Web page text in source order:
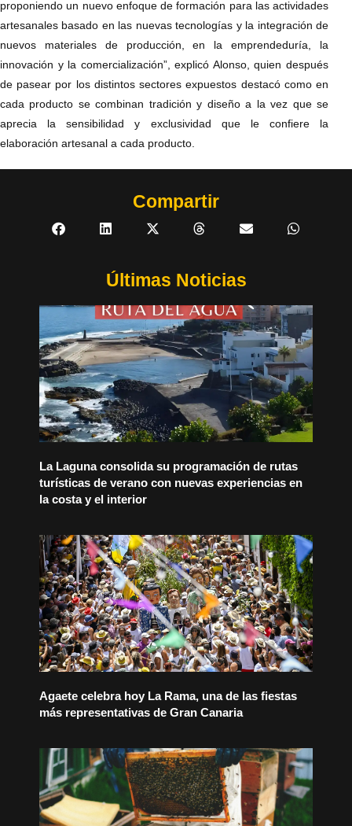
proponiendo un nuevo enfoque de formación para las actividades
artesanales basado en las nuevas tecnologías y la integración de
nuevos materiales de producción, en la emprendeduría, la
innovación y la comercialización”, explicó Alonso, quien después
de pasear por los distintos sectores expuestos destacó como en
cada producto se combinan tradición y diseño a la vez que se
aprecia la sensibilidad y exclusividad que le confiere la
elaboración artesanal a cada producto.
Compartir
Últimas Noticias
La Laguna consolida su programación de rutas
turísticas de verano con nuevas experiencias en
la costa y el interior
Agaete celebra hoy La Rama, una de las fiestas
más representativas de Gran Canaria